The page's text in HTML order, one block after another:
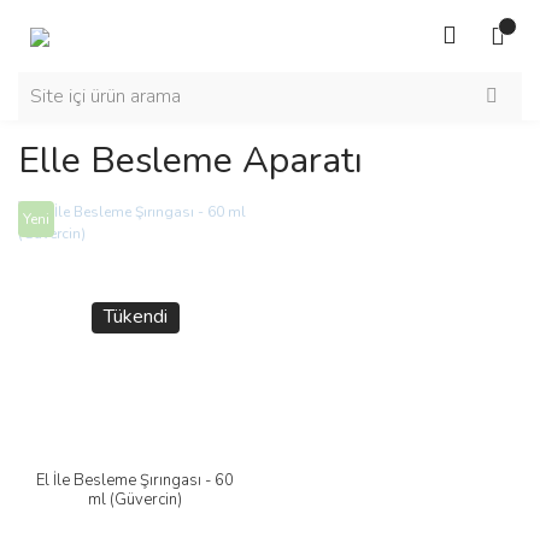
Elle Besleme Aparatı
Yeni
Tükendi
El İle Besleme Şırıngası - 60
ml (Güvercin)